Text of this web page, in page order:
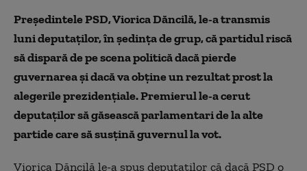
Președintele PSD, Viorica Dăncilă, le-a transmis
luni deputaților, în ședința de grup, că partidul riscă
să dispară de pe scena politică dacă pierde
guvernarea și dacă va obține un rezultat prost la
alegerile prezidențiale. Premierul le-a cerut
deputaților să găsească parlamentari de la alte
partide care să susțină guvernul la vot.
Viorica Dăncilă le-a spus deputaților că dacă PSD o